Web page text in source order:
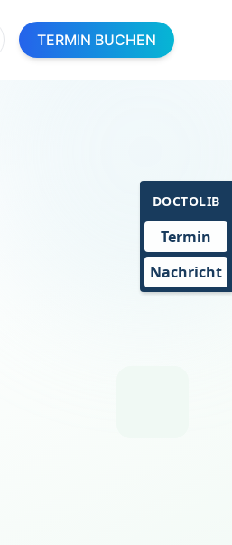
TERMIN BUCHEN
DOCTOLIB
Termin
Nachricht